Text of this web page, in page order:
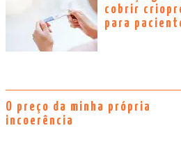
cobrir
para
O preço da minha própria
incoerência